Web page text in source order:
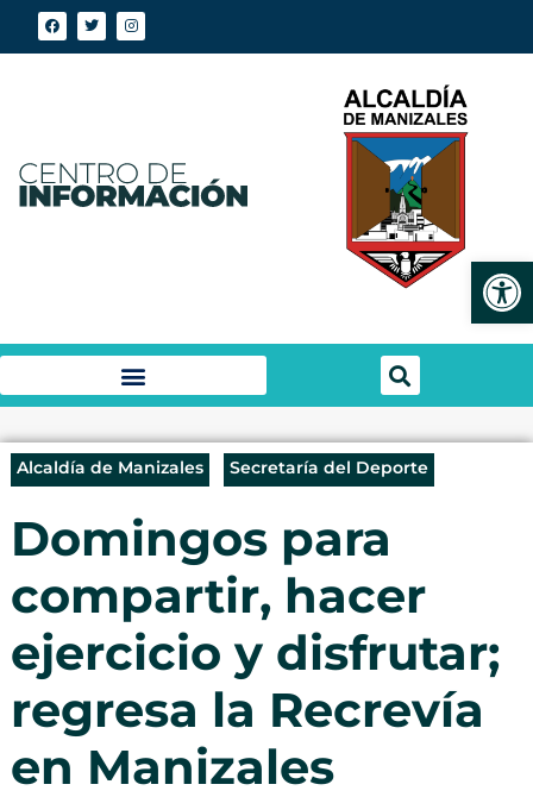
Alcaldía de Manizales Secretaría del Deporte
Domingos para
compartir, hacer
ejercicio y disfrutar;
regresa la Recrevía
en Manizales